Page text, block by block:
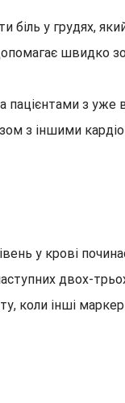
у грудях,
швидко
пацієнтами з
з іншими
у крові
двох-
коли інші